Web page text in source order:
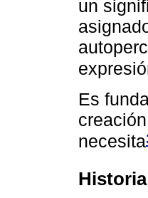
un
Es
necesita